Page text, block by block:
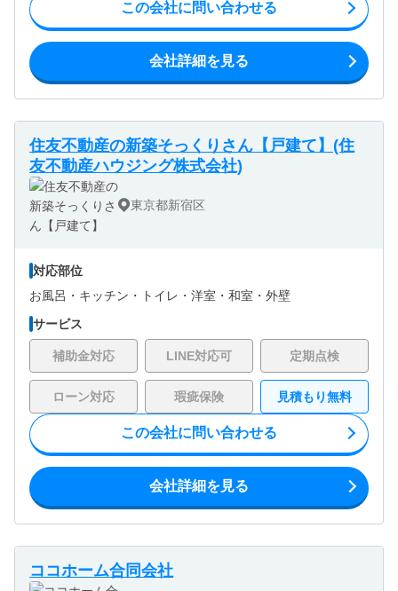
この会社に問い合わせる
会社詳細を見る
住友不動産の新築そっくりさん【戸建て】(住
友不動産ハウジング株式会社)
東京都新宿区
対応部位
お風呂・ キッチン・ トイレ・ 洋室・ 和室・ 外壁
サービス
補助金対応 LINE対応可 定期点検
ローン対応 瑕疵保険 見積もり無料
この会社に問い合わせる
会社詳細を見る
ココホーム合同会社